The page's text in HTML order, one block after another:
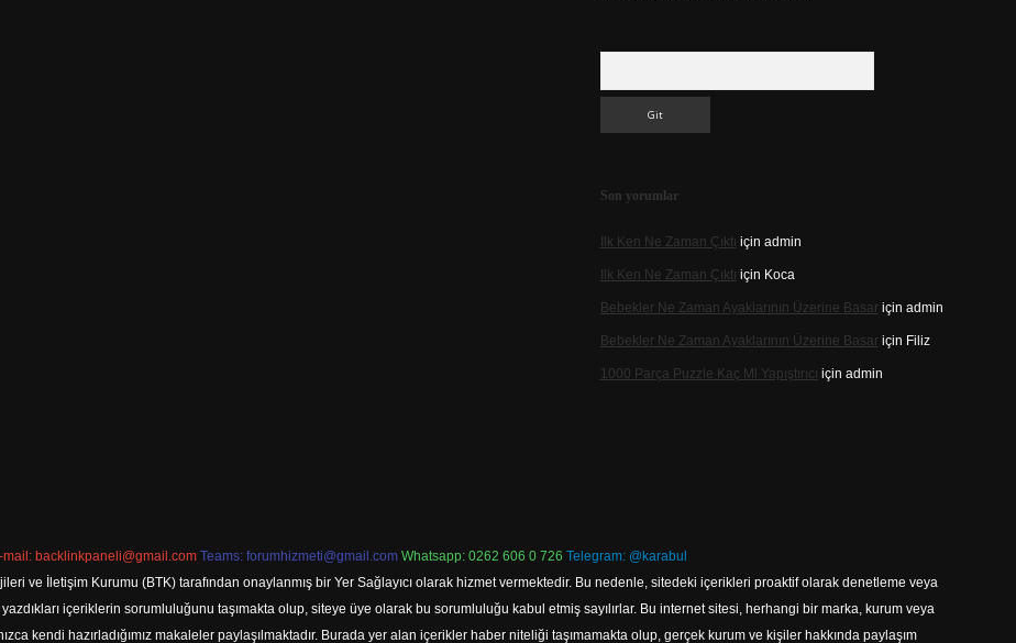
Son yorumlar
Ilk Ken Ne Zaman Çıktı için admin
Ilk Ken Ne Zaman Çıktı için Koca
Bebekler Ne Zaman Ayaklarının Üzerine Basariçin admin
Bebekler Ne Zaman Ayaklarının Üzerine Basariçin Filiz
1000 Parça Puzzle Kaç Ml Yapıştırıcı için admin
mail: backlinkpaneli@gmail.com Teams: forumhizmeti@gmail.com Whatsapp: 0262 606 0 726 Telegram: @karabul
ve İletişim Kurumu (BTK) tarafından onaylanmış bir Yer Sağlayıcı olarak hizmet vermektedir. Bu nedenle, sitedeki içerikleri proaktif olarak denetleme veya
içeriklerin sorumluluğunu taşımakta olup, siteye üye olarak bu sorumluluğu kabul etmiş sayılırlar. Bu internet sitesi, herhangi bir marka, kurum veya
kendi hazırladığımız makaleler paylaşılmaktadır. Burada yer alan içerikler haber niteliği taşımamakta olup, gerçek kurum ve kişiler hakkında paylaşım